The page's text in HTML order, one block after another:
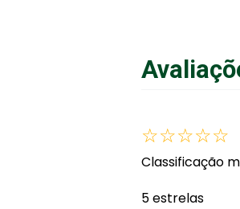
☆☆☆☆☆
Classificação
5 estrelas